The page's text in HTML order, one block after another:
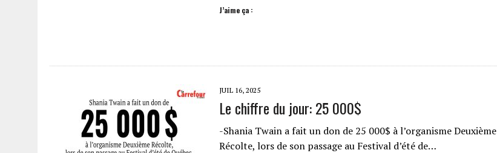
J’aime ça :
JUIL 16, 2025
Le chiffre du jour: 25 000$
-Shania Twain a fait un don de 25 000$ à l’organisme Deuxième
Récolte, lors de son passage au Festival d’été de…